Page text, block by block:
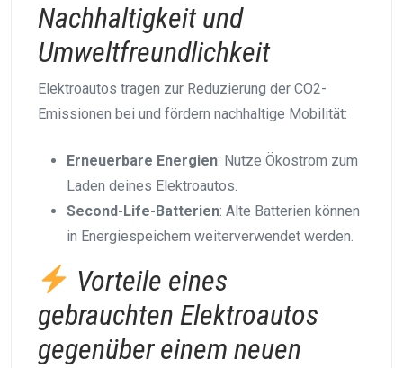
Nachhaltigkeit und
Umweltfreundlichkeit
Elektroautos tragen zur Reduzierung der CO2-
Emissionen bei und fördern nachhaltige Mobilität:
Erneuerbare Energien: Nutze Ökostrom zum
Laden deines Elektroautos.
Second-Life-Batterien: Alte Batterien können
in Energiespeichern weiterverwendet werden.
Vorteile eines
gebrauchten Elektroautos
gegenüber einem neuen